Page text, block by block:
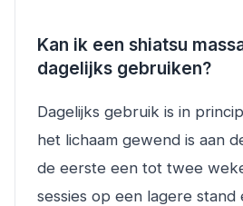
Kan ik een shiatsu
dagelijks gebruiken?
Dagelijks gebruik is in
het lichaam gewend is aan
de eerste een tot twee
sessies op een lagere stand